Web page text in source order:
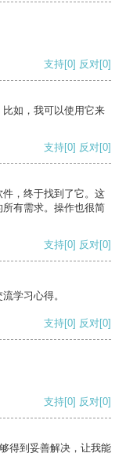
支持[0] 反对[0]
如，我可以使用它来
支持[0] 反对[0]
，终于找到了它。这
有需求。操作也很简
支持[0] 反对[0]
学习心得。
支持[0] 反对[0]
支持[0] 反对[0]
得到妥善解决，让我能